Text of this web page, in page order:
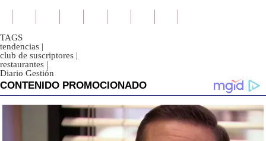
TAGS
tendencias |
club de suscriptores |
restaurantes |
Diario Gestión